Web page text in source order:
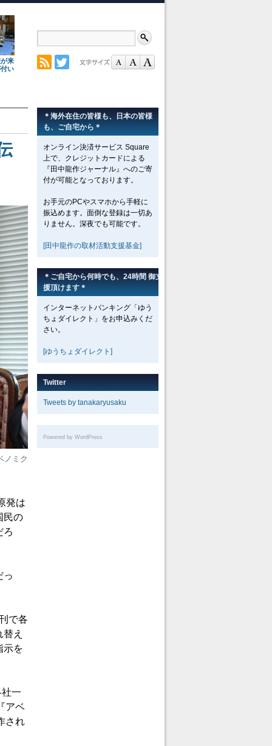
来
い
ノミク
発は
民の
ろ
っ
で各
え
示を
一
アベ
され
＊海外在住の皆様も、日本の皆様
も、ご自宅から＊
オンライン決済サービス Square
上で、クレジットカードによる
『田中龍作ジャーナル』へのご寄
付が可能となっております。
お手元のPCやスマホから手軽に
振込めます。面倒な登録は一切あ
りません。深夜でも可能です。
[田中龍作の取材活動支援基金]
＊ご自宅から何時でも、24時間 御支
援頂けます＊
インターネットバンキング「ゆう
ちょダイレクト」をお申込みくだ
さい。
[ゆうちょダイレクト]
Twitter
Tweets by tanakaryusaku
Powered by WordPress